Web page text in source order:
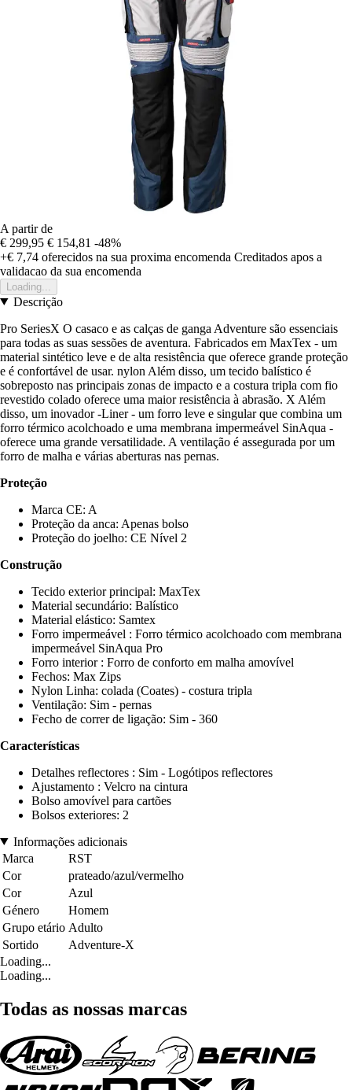
A partir de
€ 299,95 € 154,81 -48%
+€ 7,74 oferecidos na sua proxima encomenda Creditados apos a
validacao da sua encomenda
Loading...
Descrição
Pro SeriesX O casaco e as calças de ganga Adventure são essenciais
para todas as suas sessões de aventura. Fabricados em MaxTex - um
material sintético leve e de alta resistência que oferece grande proteção
e é confortável de usar. nylon Além disso, um tecido balístico é
sobreposto nas principais zonas de impacto e a costura tripla com fio
revestido colado oferece uma maior resistência à abrasão. X Além
disso, um inovador -Liner - um forro leve e singular que combina um
forro térmico acolchoado e uma membrana impermeável SinAqua -
oferece uma grande versatilidade. A ventilação é assegurada por um
forro de malha e várias aberturas nas pernas.
Proteção
Marca CE: A
Proteção da anca: Apenas bolso
Proteção do joelho: CE Nível 2
Construção
Tecido exterior principal: MaxTex
Material secundário: Balístico
Material elástico: Samtex
Forro impermeável : Forro térmico acolchoado com membrana
impermeável SinAqua Pro
Forro interior : Forro de conforto em malha amovível
Fechos: Max Zips
Nylon Linha: colada (Coates) - costura tripla
Ventilação: Sim - pernas
Fecho de correr de ligação: Sim - 360
Características
Detalhes reflectores : Sim - Logótipos reflectores
Ajustamento : Velcro na cintura
Bolso amovível para cartões
Bolsos exteriores: 2
Informações adicionais
Marca
RST
Cor
prateado/azul/vermelho
Cor
Azul
Género
Homem
Grupo etário Adulto
Sortido
Adventure-X
Loading...
Loading...
Todas as nossas marcas